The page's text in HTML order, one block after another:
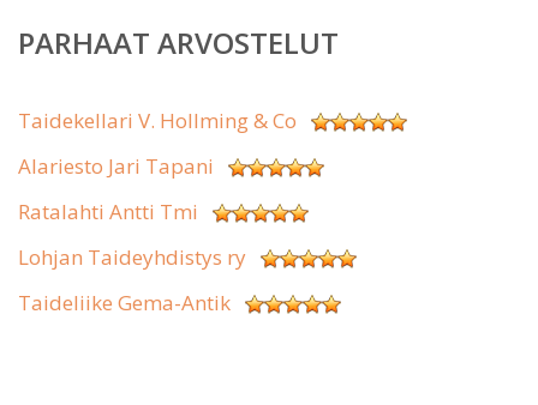
PARHAAT ARVOSTELUT
Taidekellari V. Hollming & Co
Alariesto Jari Tapani
Ratalahti Antti Tmi
Lohjan Taideyhdistys ry
Taideliike Gema-Antik